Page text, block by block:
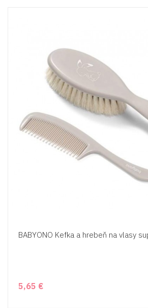
BABYONO Kefka a hrebeň na vlasy
5,65 €